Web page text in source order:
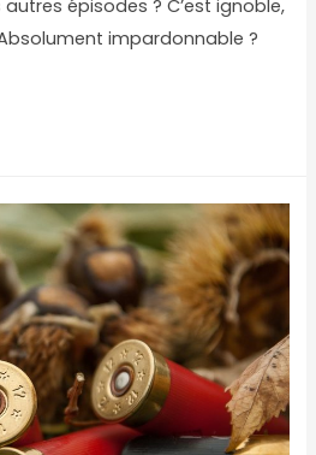
épisodes ? C’est ignoble,
impardonnable ?